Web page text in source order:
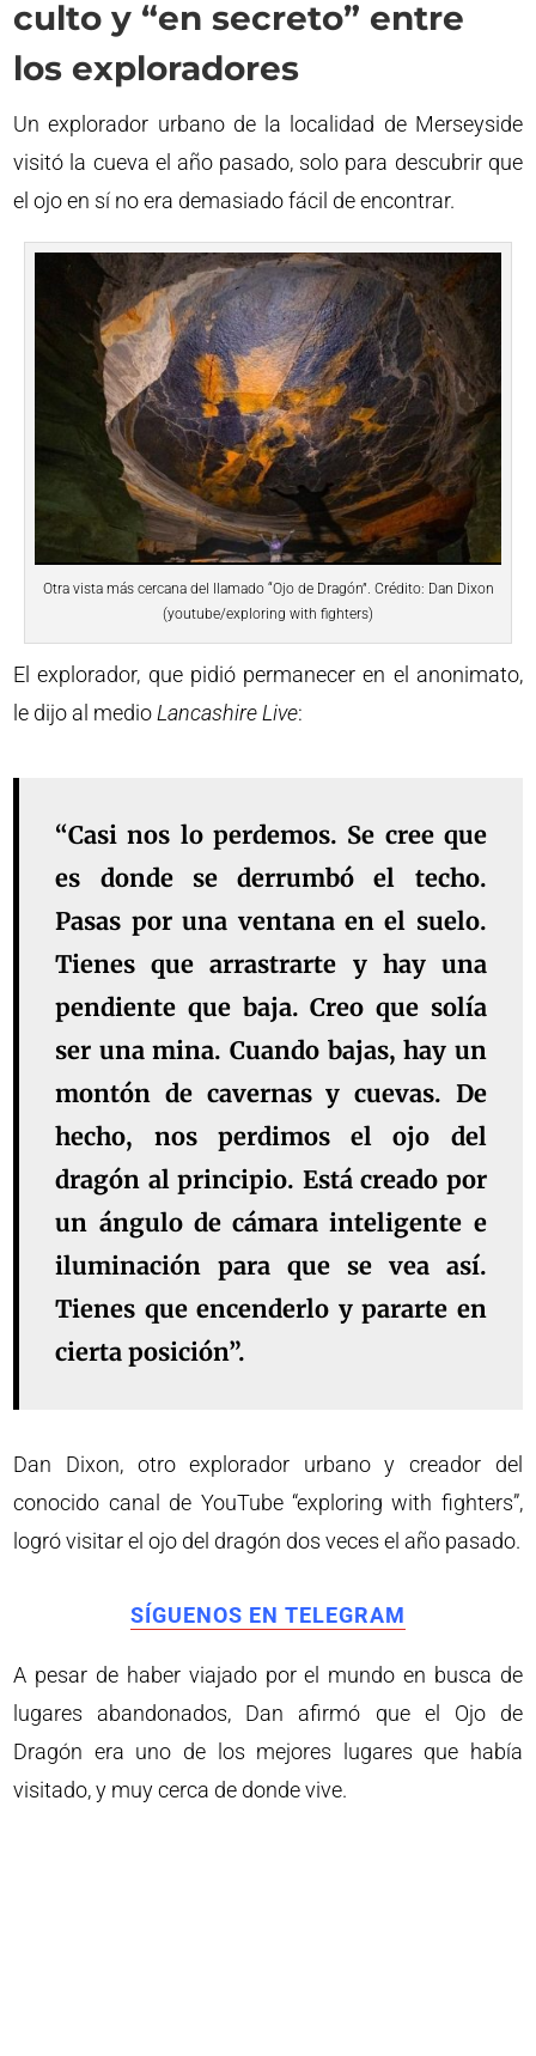
culto y “en secreto” entre
los exploradores
Un explorador urbano de la localidad de Merseyside
visitó la cueva el año pasado, solo para descubrir que
el ojo en sí no era demasiado fácil de encontrar.
Otra vista más cercana del llamado “Ojo de Dragón”. Crédito: Dan Dixon
(youtube/exploring with fighters)
El explorador, que pidió permanecer en el anonimato,
le dijo al medio Lancashire Live:
“Casi nos lo perdemos. Se cree que
es donde se derrumbó el techo.
Pasas por una ventana en el suelo.
Tienes que arrastrarte y hay una
pendiente que baja. Creo que solía
ser una mina. Cuando bajas, hay un
montón de cavernas y cuevas. De
hecho, nos perdimos el ojo del
dragón al principio. Está creado por
un ángulo de cámara inteligente e
iluminación para que se vea así.
Tienes que encenderlo y pararte en
cierta posición”.
Dan Dixon, otro explorador urbano y creador del
conocido canal de YouTube “exploring with fighters”,
logró visitar el ojo del dragón dos veces el año pasado.
SÍGUENOS EN TELEGRAM
A pesar de haber viajado por el mundo en busca de
lugares abandonados, Dan afirmó que el Ojo de
Dragón era uno de los mejores lugares que había
visitado, y muy cerca de donde vive.